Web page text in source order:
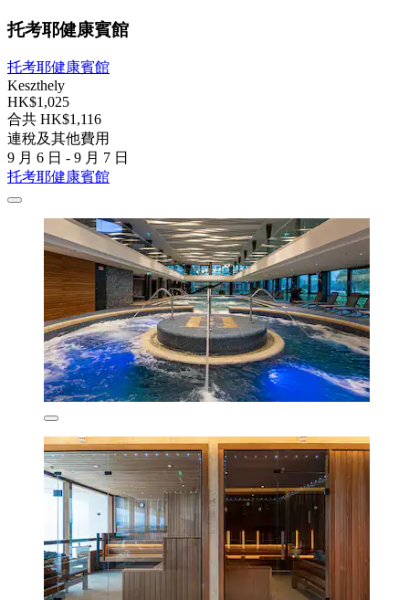
托考耶健康賓館
托考耶健康賓館
Keszthely
HK$1,025
合共 HK$1,116
連稅及其他費用
9 月 6 日 - 9 月 7 日
托考耶健康賓館